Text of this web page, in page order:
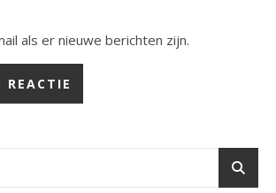
als er nieuwe berichten zijn.